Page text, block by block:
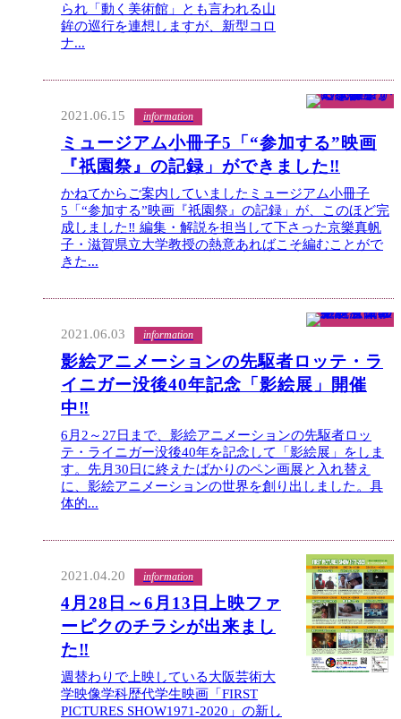
られ「動く美術館」とも言われる山
鉾の巡行を連想しますが、新型コロ
ナ...
2021.06.15 information
ミュージアム小冊子5「“参加する”映画
『祇園祭』の記録」ができました‼
かねてからご案内していましたミュージアム小冊子
5「“参加する”映画『祇園祭』の記録」が、このほど完
成しました‼ 編集・解説を担当して下さった京樂真帆
子・滋賀県立大学教授の熱意あればこそ編むことがで
きた...
2021.06.03 information
影絵アニメーションの先駆者ロッテ・ラ
イニガー没後40年記念「影絵展」開催
中‼
6月2～27日まで、影絵アニメーションの先駆者ロッ
テ・ライニガー没後40年を記念して「影絵展」をしま
す。先月30日に終えたばかりのペン画展と入れ替え
に、影絵アニメーションの世界を創り出しました。具
体的...
2021.04.20 information
4月28日～6月13日上映ファ
ーピクのチラシが出来まし
た‼
週替わりで上映している大阪芸術大
学映像学科歴代学生映画「FIRST
PICTURES SHOW1971-2020」の新し